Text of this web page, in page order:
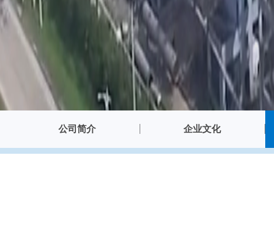
公司简介 企业文化